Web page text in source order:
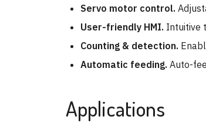
Servo motor control.
User-friendly HMI. Intuitive
Counting & detection.
Automatic feeding. Auto-
Applications